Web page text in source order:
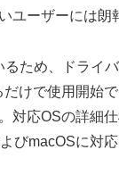
ユーザーには朗
ため、ドライ
けで使用開始
対応OSの詳細
びmacOSに対